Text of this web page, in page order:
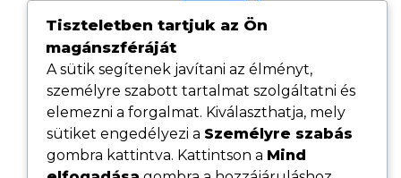
Tiszteletben tartjuk az Ön
magánszféráját
A sütik segítenek javítani az élményt,
személyre szabott tartalmat szolgáltatni és
elemezni a forgalmat. Kiválaszthatja, mely
sütiket engedélyezi a Személyre szabás
gombra kattintva. Kattintson a Mind